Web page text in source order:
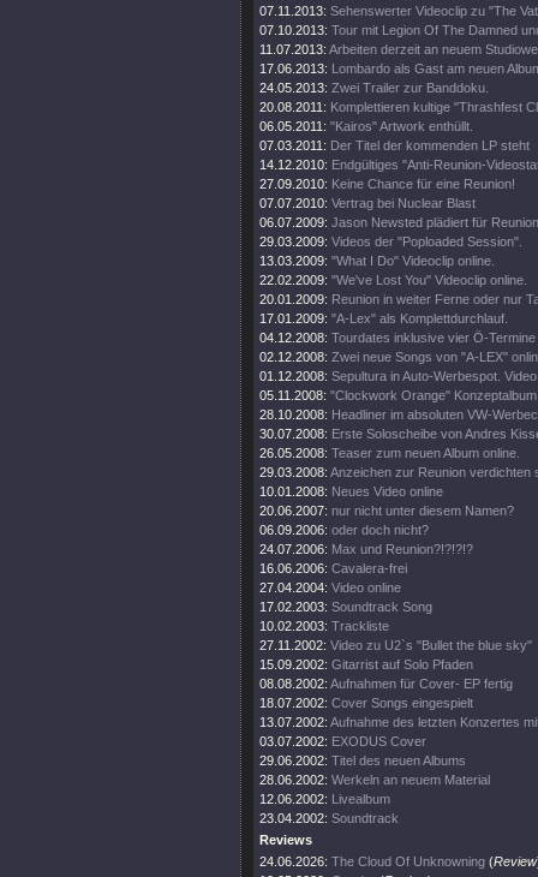
07.11.2013: Sehenswerter Videoclip zu "The
07.10.2013: Tour mit Legion Of The Damned
11.07.2013: Arbeiten derzeit an neuem
17.06.2013: Lombardo als Gast am neuen
24.05.2013: Zwei Trailer zur Banddoku.
20.08.2011: Komplettieren kultige "Thrashfest
06.05.2011: "Kairos" Artwork enthüllt.
07.03.2011: Der Titel der kommenden LP steht
14.12.2010: Endgültiges "Anti-Reunion-
27.09.2010: Keine Chance für eine Reunion!
07.07.2010: Vertrag bei Nuclear Blast
06.07.2009: Jason Newsted plädiert für
29.03.2009: Videos der "Poploaded Session".
13.03.2009: "What I Do" Videoclip online.
22.02.2009: "We've Lost You" Videoclip online.
20.01.2009: Reunion in weiter Ferne oder nur
17.01.2009: "A-Lex" als Komplettdurchlauf.
04.12.2008: Tourdates inklusive vier Ö-Termine
02.12.2008: Zwei neue Songs von "A-LEX"
01.12.2008: Sepultura in Auto-Werbespot.
05.11.2008: "Clockwork Orange"
28.10.2008: Headliner im absoluten VW-
30.07.2008: Erste Soloscheibe von Andres
26.05.2008: Teaser zum neuen Album online.
29.03.2008: Anzeichen zur Reunion verdichten
10.01.2008: Neues Video online
20.06.2007: nur nicht unter diesem Namen?
06.09.2006: oder doch nicht?
24.07.2006: Max und Reunion?!?!?!?
16.06.2006: Cavalera-frei
27.04.2004: Video online
17.02.2003: Soundtrack Song
10.02.2003: Trackliste
27.11.2002: Video zu U2`s "Bullet the blue sky"
15.09.2002: Gitarrist auf Solo Pfaden
08.08.2002: Aufnahmen für Cover- EP fertig
18.07.2002: Cover Songs eingespielt
13.07.2002: Aufnahme des letzten Konzertes
03.07.2002: EXODUS Cover
29.06.2002: Titel des neuen Albums
28.06.2002: Werkeln an neuem Material
12.06.2002: Livealbum
23.04.2002: Soundtrack
Reviews
24.06.2026: The Cloud Of Unknowning (Review